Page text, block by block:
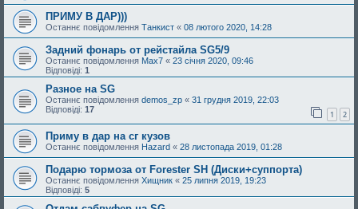
ПРИМУ В ДАР)))
Останнє повідомлення Танкист « 08 лютого 2020, 14:28
Задний фонарь от рейстайла SG5/9
Останнє повідомлення Max7 « 23 січня 2020, 09:46
Відповіді: 1
Разное на SG
Останнє повідомлення demos_zp « 31 грудня 2019, 22:03
Відповіді: 17 1 2
Приму в дар на сг кузов
Останнє повідомлення Hazard « 28 листопада 2019, 01:28
Подарю тормоза от Forester SH (Диски+суппорта)
Останнє повідомлення Хищник « 25 липня 2019, 19:23
Відповіді: 5